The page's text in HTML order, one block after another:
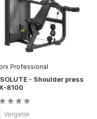
Professional
- Shoulder press
8100
Vergelijk